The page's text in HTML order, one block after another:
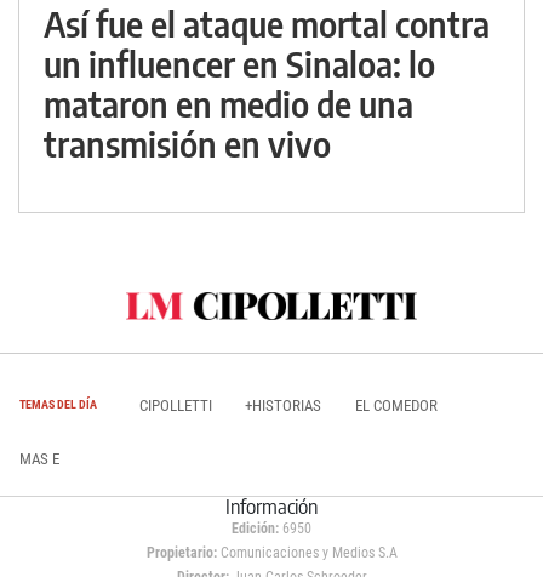
Así fue el ataque mortal contra
un influencer en Sinaloa: lo
mataron en medio de una
transmisión en vivo
TEMAS DEL DÍA CIPOLLETTI +HISTORIAS EL COMEDOR
MAS E
Información
Edición: 6950
Propietario:Comunicaciones y Medios S.A